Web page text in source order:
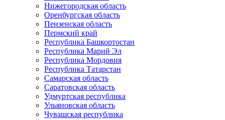
Нижегородская область
Оренбургская область
Пензенская область
Пермский край
Республика Башкортостан
Республика Марий Эл
Республика Мордовия
Республика Татарстан
Самарская область
Саратовская область
Удмуртская республика
Ульяновская область
Чувашская республика